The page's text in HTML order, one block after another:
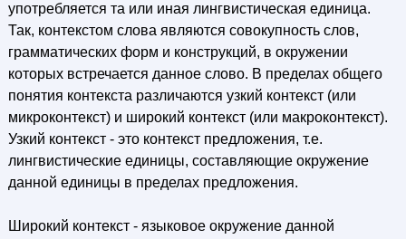
употребляется та или иная лингвистическая единица.
Так, контекстом слова являются совокупность слов,
грамматических форм и конструкций, в окружении
которых встречается данное слово. В пределах общего
понятия контекста различаются узкий контекст (или
микроконтекст) и широкий контекст (или макроконтекст).
Узкий контекст - это контекст предложения, т.е.
лингвистические единицы, составляющие окружение
данной единицы в пределах предложения.
Широкий контекст - языковое окружение данной